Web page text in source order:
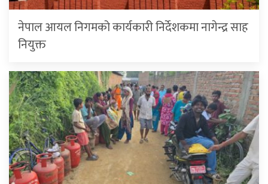
नेपाल आयल निगमको कार्यकारी निर्देशकमा नागेन्द्र साह
नियुक्त